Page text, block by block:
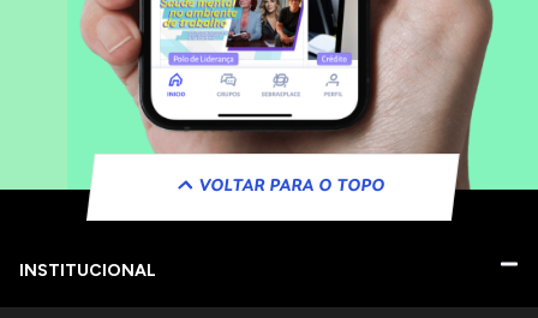
VOLTAR PARA O TOPO
INSTITUCIONAL